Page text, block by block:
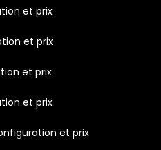
et prix
et prix
et prix
et prix
et prix